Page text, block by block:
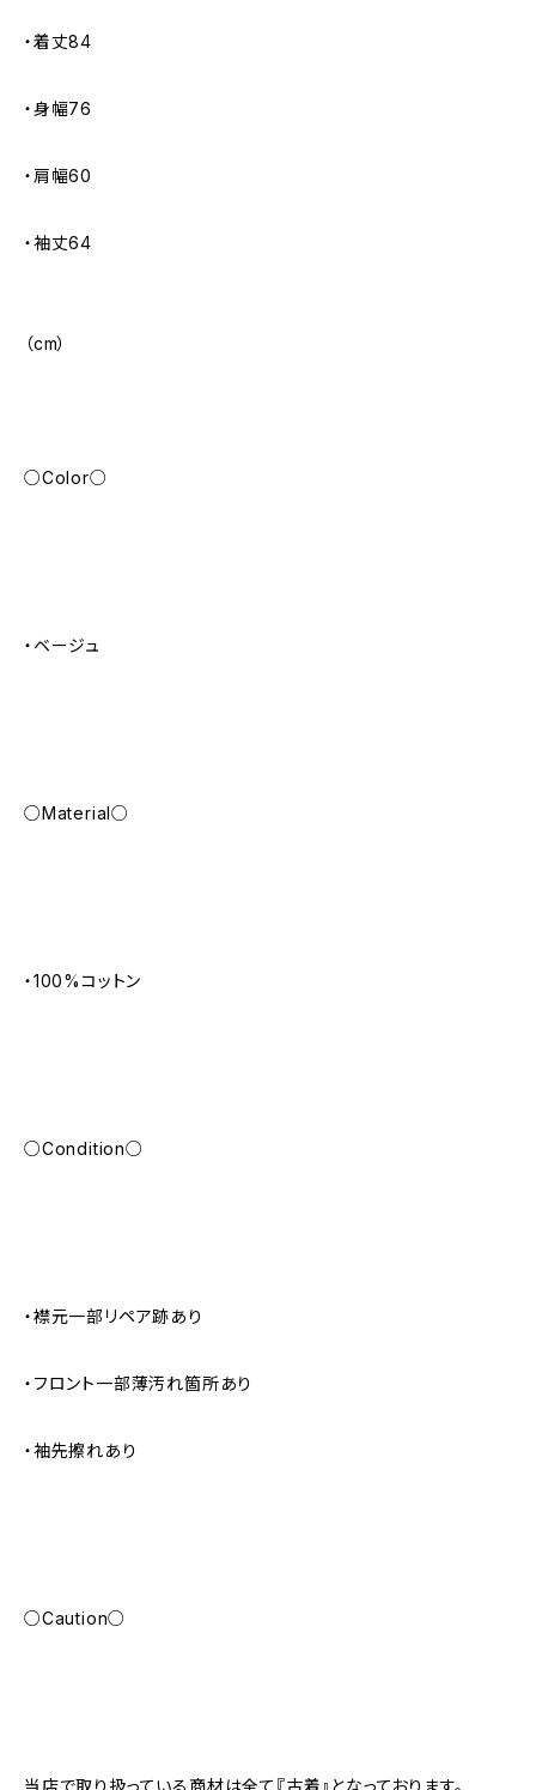
・着丈84
・身幅76
・肩幅60
・袖丈64
（cm）
○Color○
・ベージュ
○Material○
・100%コットン
○Condition○
・襟元一部リペア跡あり
・フロント一部薄汚れ箇所あり
・袖先擦れあり
○Caution○
当店で取り扱っている商材は全て『古着』となっております。